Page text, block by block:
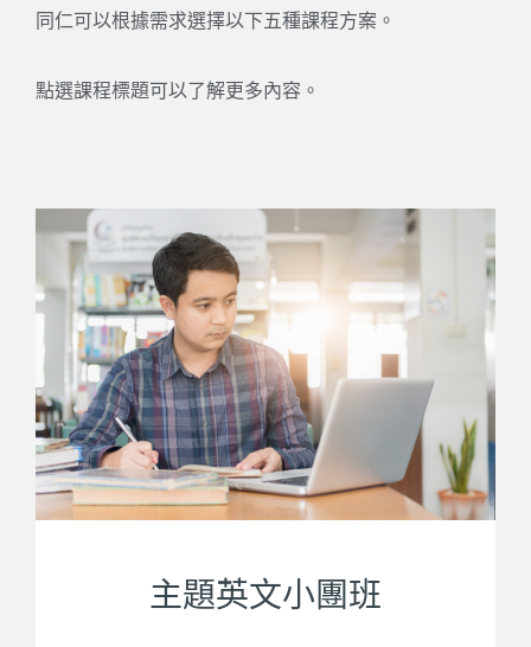
同仁可以根據需求選擇以下五種課程方案。
點選課程標題可以了解更多內容。
主題英文小團班